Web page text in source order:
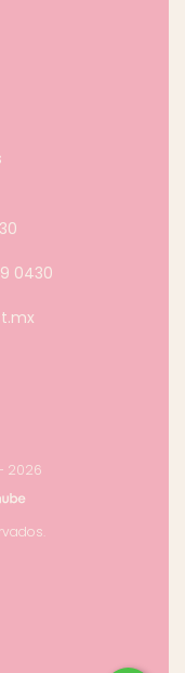
0430
2026